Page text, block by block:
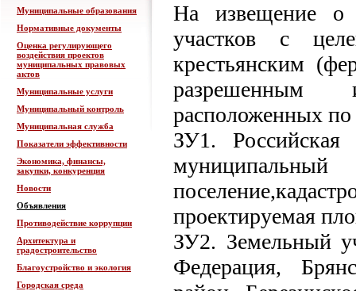
Муниципальные образования
Нормативные документы
Оценка регулирующего
воздействия проектов
муниципальных правовых
актов
Муниципальные услуги
Муниципальный контроль
Муниципальная служба
Показатели эффективности
Экономика, финансы,
закупки, конкуренция
Новости
Объявления
Противодействие коррупции
Архитектура и
градостроительство
Благоустройство и экология
Городская среда
На извещение о
участков с
крестьянским
разрешенным
расположенных по
ЗУ1. Российская
проектируемая
ЗУ2. Земельный
Федерация,